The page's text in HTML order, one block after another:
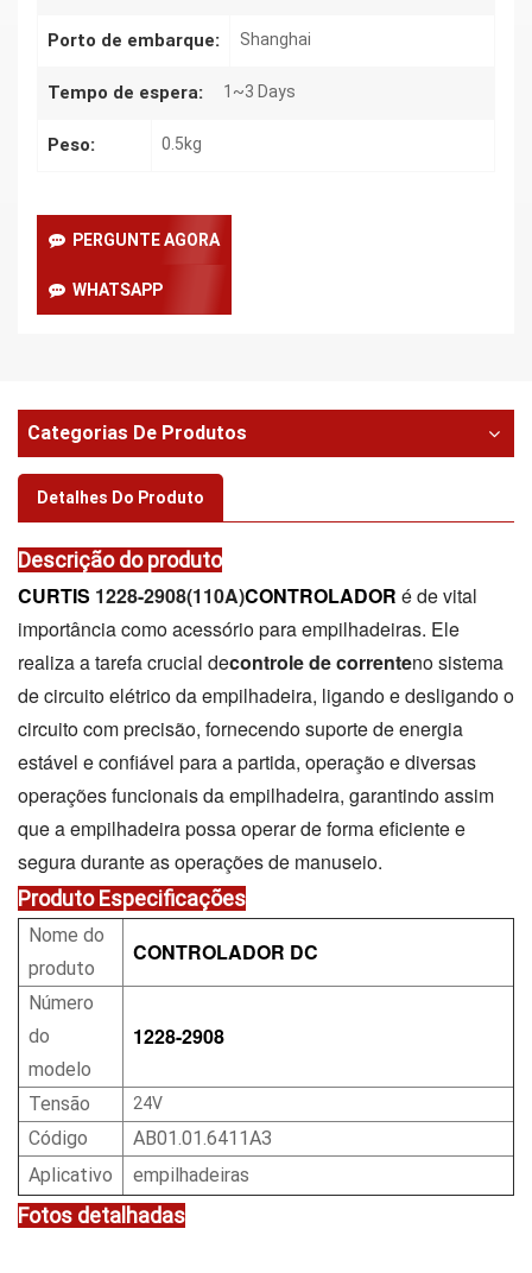
Porto de embarque: Shanghai
Tempo de espera: 1~3 Days
Peso: 0.5kg
PERGUNTE AGORA
WHATSAPP
Categorias De Produtos
Detalhes Do Produto
Descrição do produto
CURTIS 1228-2908(110A)CONTROLADOR é de vital
importância como acessório para empilhadeiras. Ele
realiza a tarefa crucial decontrole de correnteno sistema
de circuito elétrico da empilhadeira, ligando e desligando o
circuito com precisão, fornecendo suporte de energia
estável e confiável para a partida, operação e diversas
operações funcionais da empilhadeira, garantindo assim
que a empilhadeira possa operar de forma eficiente e
segura durante as operações de manuseio.
ProdutoEspecificações
Nome do
produto
CONTROLADOR DC
Número
do
modelo
1228-2908
Tensão 24V
Código
AB01.01.6411A3
Aplicativo
empilhadeiras
Fotos detalhadas